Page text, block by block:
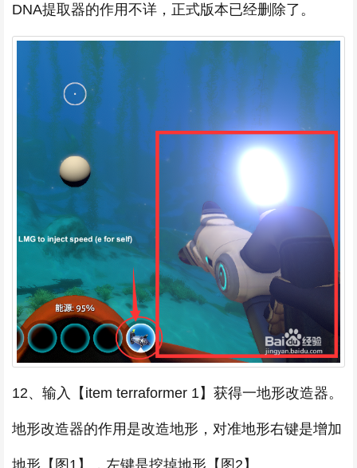
DNA提取器的作用不详，正式版本已经删除了。
12、输入【item terraformer 1】获得一地形改造器。
地形改造器的作用是改造地形，对准地形右键是增加
地形【图1】，左键是挖掉地形【图2】。